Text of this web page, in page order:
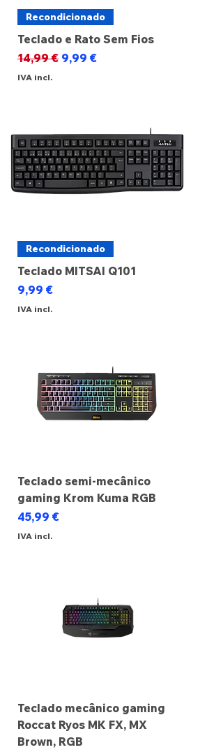
Recondicionado
Teclado e Rato Sem Fios
Preço normal
14,99 € Preço promocional
9,99 €
IVA incl.
Recondicionado
Teclado MITSAI Q101
Preço
9,99 €
IVA incl.
Teclado semi-mecânico
gaming Krom Kuma RGB
Preço
45,99 €
IVA incl.
Teclado mecânico gaming
Roccat Ryos MK FX, MX
Brown, RGB